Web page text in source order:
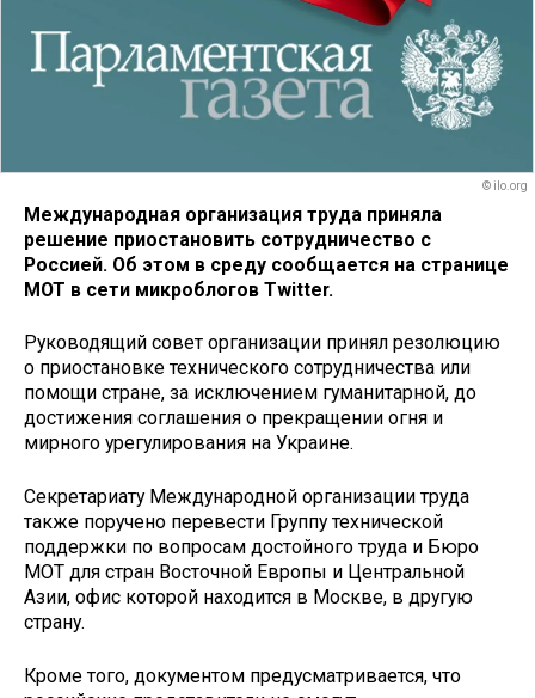
© ilo.org
Международная организация труда приняла
решение приостановить сотрудничество с
Россией. Об этом в среду сообщается на странице
МОТ в сети микроблогов Twitter.
Руководящий совет организации принял резолюцию
о приостановке технического сотрудничества или
помощи стране, за исключением гуманитарной, до
достижения соглашения о прекращении огня и
мирного урегулирования на Украине.
Секретариату Международной организации труда
также поручено перевести Группу технической
поддержки по вопросам достойного труда и Бюро
МОТ для стран Восточной Европы и Центральной
Азии, офис которой находится в Москве, в другую
страну.
Кроме того, документом предусматривается, что